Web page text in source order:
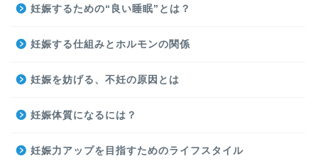
妊娠するための“良い睡眠”とは？
妊娠する仕組みとホルモンの関係
妊娠を妨げる、不妊の原因とは
妊娠体質になるには？
妊娠力アップを目指すためのライフスタイル